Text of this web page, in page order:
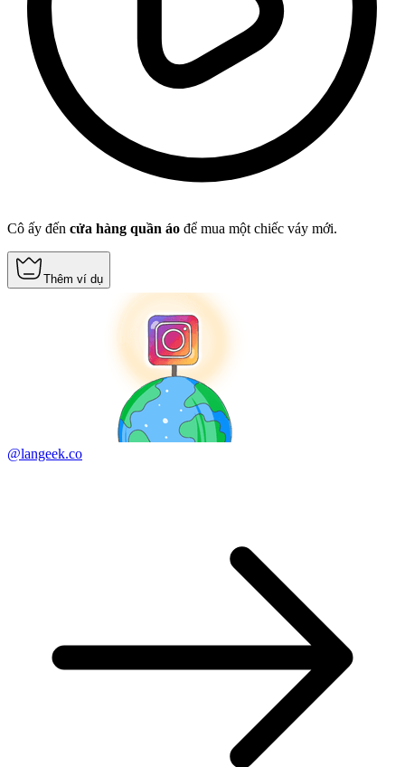
Cô ấy đến cửa hàng quần áo để mua một chiếc váy mới.
Thêm ví dụ
@langeek.co